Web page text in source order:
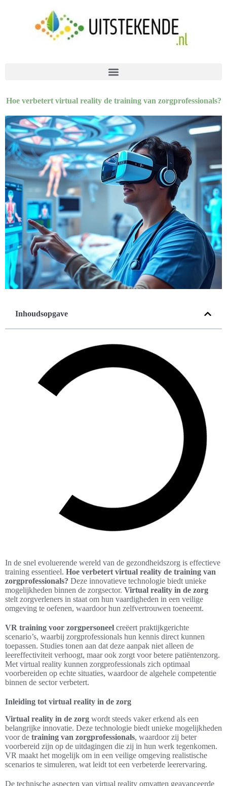
Hoe verbetert virtual reality de training van zorgprofessionals?
Inhoudsopgave
In de snel evoluerende wereld van de gezondheidszorg is effectieve
training essentieel. Hoe verbetert virtual reality de training van
zorgprofessionals? Deze innovatieve technologie biedt unieke
mogelijkheden binnen de zorgsector. Virtual reality in de zorg
stelt zorgverleners in staat om hun vaardigheden in een veilige
omgeving te oefenen, waardoor hun zelfvertrouwen toeneemt.
VR training voor zorgpersoneel creëert praktijkgerichte
scenario’s, waarbij zorgprofessionals hun kennis direct kunnen
toepassen. Studies tonen aan dat deze aanpak niet alleen de
leereffectiviteit verhoogt, maar ook zorgt voor betere patiëntenzorg.
Met virtual reality kunnen zorgprofessionals zich optimaal
voorbereiden op echte situaties, waardoor de algehele competentie
binnen de sector verbetert.
Inleiding tot virtual reality in de zorg
Virtual reality in de zorg wordt steeds vaker erkend als een
belangrijke innovatie. Deze technologie biedt unieke mogelijkheden
voor de training van zorgprofessionals, waardoor zij beter
voorbereid zijn op de uitdagingen die zij in hun werk tegenkomen.
VR maakt het mogelijk om in een veilige omgeving realistische
scenarios te simuleren, wat leidt tot een verbeterde leerervaring.
De technische aspecten van virtual reality omvatten geavanceerde